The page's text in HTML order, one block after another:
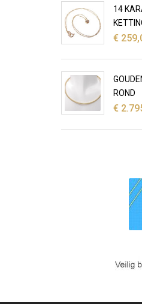
14
€
ROND
€